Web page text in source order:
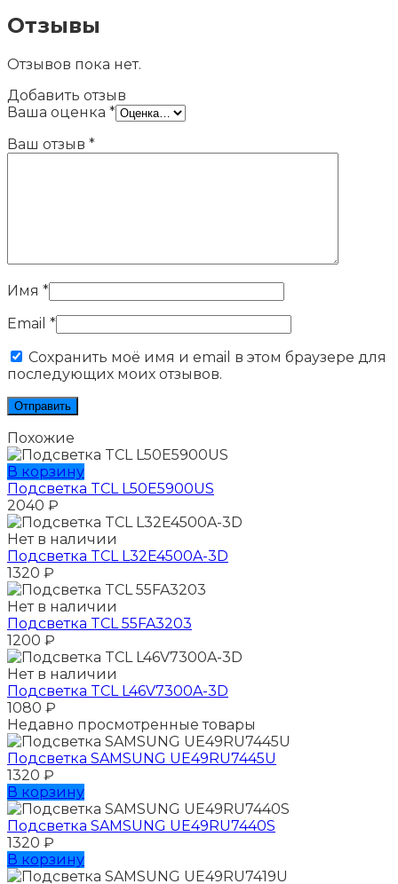
Отзывы
Отзывов пока нет.
Добавить отзыв
Ваша оценка *
Ваш отзыв *
Имя *
Email *
Сохранить моё имя и email в этом браузере для
последующих моих отзывов.
Похожие
В корзину
Подсветка TCL L50E5900US
2040 ₽
Нет в наличии
Подсветка TCL L32E4500A-3D
1320 ₽
Нет в наличии
Подсветка TCL 55FA3203
1200 ₽
Нет в наличии
Подсветка TCL L46V7300A-3D
1080 ₽
Недавно просмотренные товары
Подсветка SAMSUNG UЕ49RU7445U
1320 ₽
В корзину
Подсветка SAMSUNG UЕ49RU7440S
1320 ₽
В корзину